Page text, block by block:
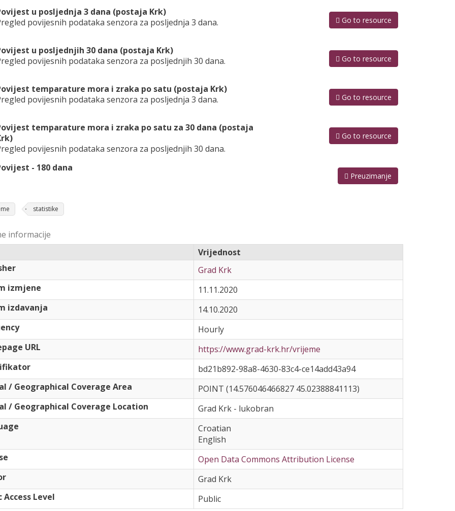
u posljednja 3 dana (postaja Krk)
povijesnih podataka senzora za posljednja 3 dana.
Go to resource
u posljednjih 30 dana (postaja Krk)
povijesnih podataka senzora za posljednjih 30 dana.
Go to resource
temparature mora i zraka po satu (postaja Krk)
povijesnih podataka senzora za posljednja 3 dana.
Go to resource
temparature mora i zraka po satu za 30 dana (postaja
povijesnih podataka senzora za posljednjih 30 dana.
Go to resource
- 180 dana
Preuzimanje
statistike
informacije
Vrijednost
Grad Krk
izmjene
11.11.2020
izdavanja
14.10.2020
Hourly
URL
https://www.grad-krk.hr/vrijeme
bd21b892-98a8-4630-83c4-ce14add43a94
/ Geographical Coverage Area
POINT (14.576046466827 45.02388841113)
/ Geographical Coverage Location
Grad Krk - lukobran
Croatian
English
Open Data Commons Attribution License
Grad Krk
Access Level
Public